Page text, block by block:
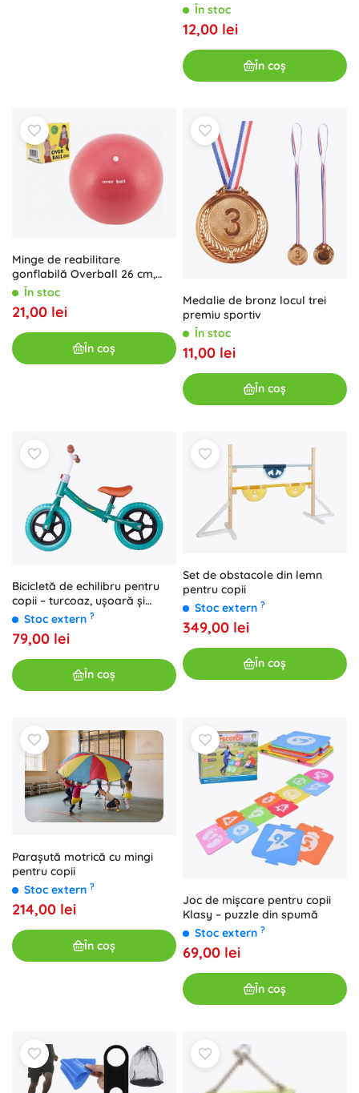
În stoc
12,00 lei
În coș
Minge de reabilitare
gonflabilă Overball 26 cm,
capacitate 120 kg
În stoc
21,00 lei
În coș
Medalie de bronz locul trei
premiu sportiv
În stoc
11,00 lei
În coș
Bicicletă de echilibru pentru
copii – turcoaz, ușoară și
reglabilă
Stoc extern ?
79,00 lei
În coș
Set de obstacole din lemn
pentru copii
Stoc extern ?
349,00 lei
În coș
Parașută motrică cu mingi
pentru copii
Stoc extern ?
214,00 lei
În coș
Joc de mișcare pentru copii
Klasy – puzzle din spumă
Stoc extern ?
69,00 lei
În coș